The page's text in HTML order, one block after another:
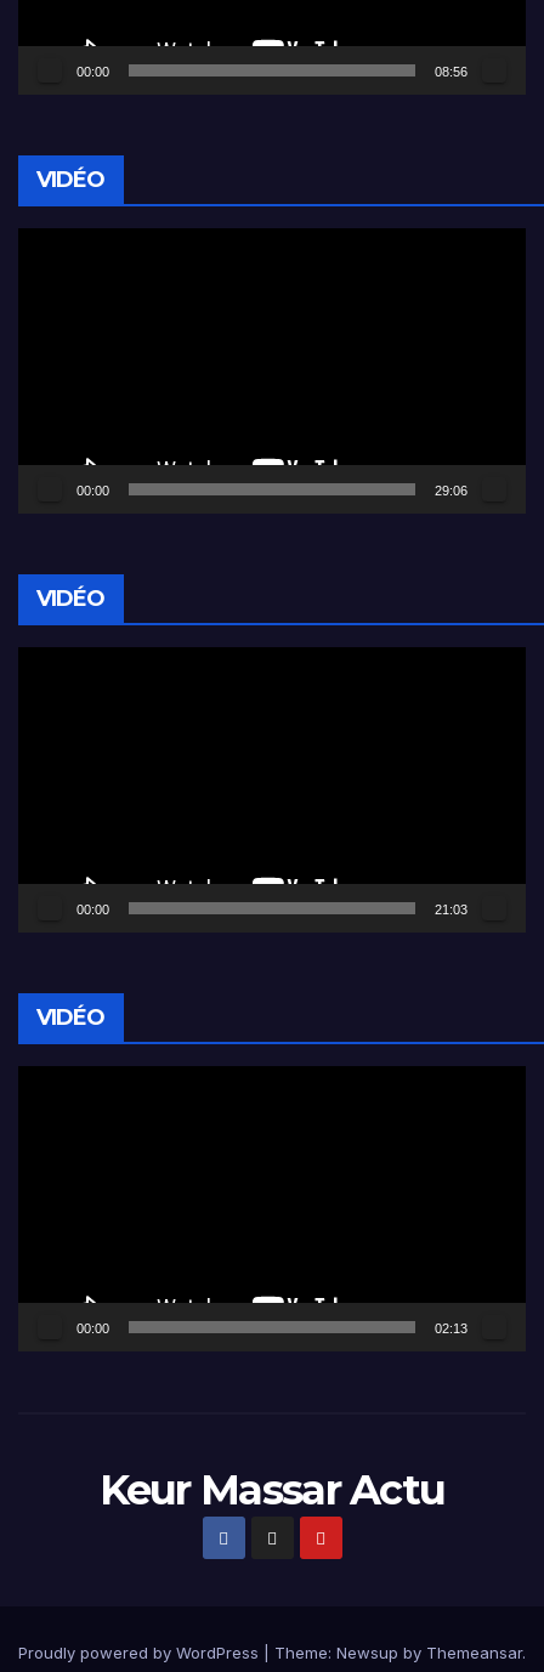
00:00 08:56
VIDÉO
00:00 29:06
VIDÉO
00:00 21:03
VIDÉO
00:00 02:13
Keur Massar Actu
Proudly powered by WordPress Theme: Newsup by Themeansar.